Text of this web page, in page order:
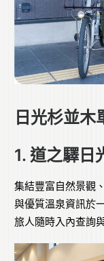
日光杉並木
1. 道之驛日
集結豐富自然景觀
與優質溫泉資訊於
旅人隨時入內查詢